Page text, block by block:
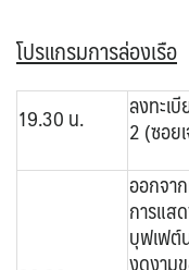
โปรแกรมการล่องเรือ
19.30 น. ลงทะเ
2 (ซอย
ออกจา
การแส
บุฟเฟต์
งดงาม